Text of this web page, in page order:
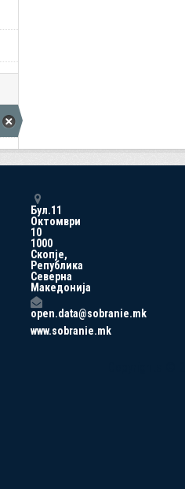
Бул.11
Октомври
10
1000
Скопје,
Република
Северна
Македонија
open.data@sobranie.mk
www.sobranie.mk